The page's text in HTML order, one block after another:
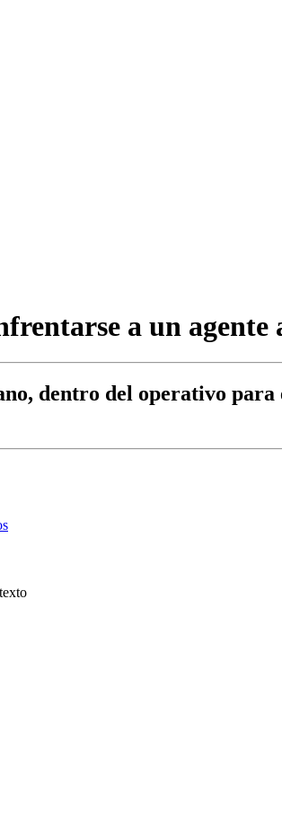
a un
dentro del operativo